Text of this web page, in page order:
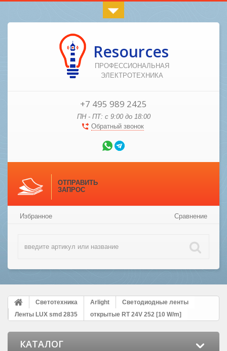
Resources
ПРОФЕССИОНАЛЬНАЯ
ЭЛЕКТРОТЕХНИКА
+7 495 989 2425
ПН - ПТ: с 9:00 до 18:00
Обратный звонок
ОТПРАВИТЬ
ЗАПРОС
Избранное Сравнение
Светотехника Arlight
Светодиодные ленты
Ленты LUX smd 2835
открытые RT 24V 252 [10 W/m]
КАТАЛОГ